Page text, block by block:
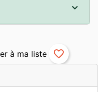
favorite_border